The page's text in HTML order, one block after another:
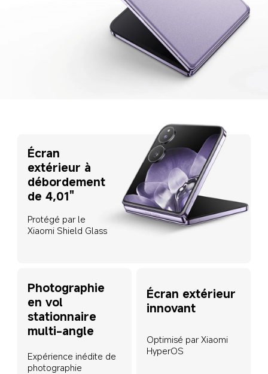
Écran
extérieur à
débordement
de 4,01"
Protégé par le
Xiaomi Shield Glass
Photographie
en vol
stationnaire
multi-angle
Expérience inédite de
photographie
Écran extérieur
innovant
Optimisé par Xiaomi
HyperOS